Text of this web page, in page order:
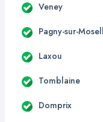
Veney
Pagny-sur-
Laxou
Tomblaine
Domprix